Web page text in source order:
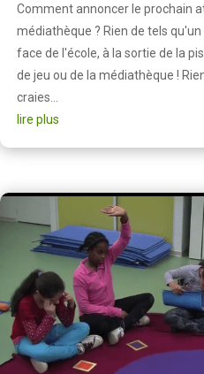
Comment annoncer le prochain
médiathèque ? Rien de tels
face de l'école, à la sortie de la
de jeu ou de la médiathèque !
craies...
lire plus